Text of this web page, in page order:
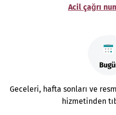
Acil çağrı
Geceleri, hafta sonları ve
hizmetinden